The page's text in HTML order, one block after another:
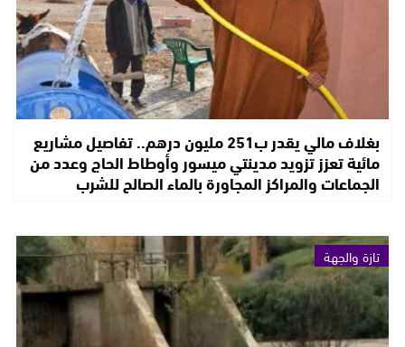
بغلاف مالي يقدر ب251 مليون درهم.. تفاصيل مشاريع
مائية تعزز تزويد مدينتي ميسور وأوطاط الحاج وعدد من
الجماعات والمراكز المجاورة بالماء الصالح للشرب
تازة والجهة